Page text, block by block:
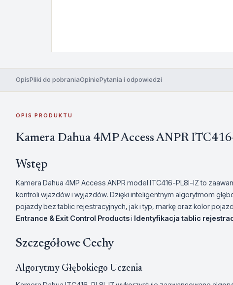
OpisPliki do pobraniaOpiniePytania i odpowiedzi
OPIS PRODUKTU
Kamera Dahua 4MP Access ANPR
Wstęp
Kamera Dahua 4MP Access ANPR model ITC416-PL8I-IZ to
kontroli wjazdów i wyjazdów. Dzięki inteligentnym algorytmom
pojazdy bez tablic rejestracyjnych, jak i typ, markę oraz kolor
Entrance & Exit Control Productsi Identyfikacja tablic
Szczegółowe Cechy
Algorytmy Głębokiego Uczenia